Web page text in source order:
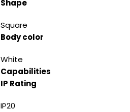
Shape
Square
Body color
White
Capabilities
IP Rating
IP20